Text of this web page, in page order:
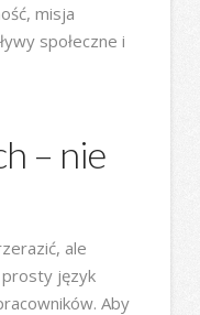
misja
społeczne i
– nie
ale
prosty język
Aby